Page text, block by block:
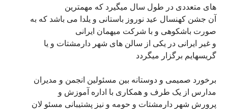
های متعددی در طول سال ميگيرد که مهمترين
آن جشن کهنسال عيد نوروز باستانی و یلدا می باشد که به
صورت باشکوهی و با شرکت ميهمان ايرانی
و غیر ایرانی در يکی از سالن های شهر دارمشتات و يا
گريسهايم برگزار میگردد
برخورد صميمی و دوستانه بين مسئولين انجمن و مديران
مدارس از يک طرف و همکاری با اداره آموزش و
پرورش شهر دارمشتات و حومه و نیز پشتيبانی مسئو لان